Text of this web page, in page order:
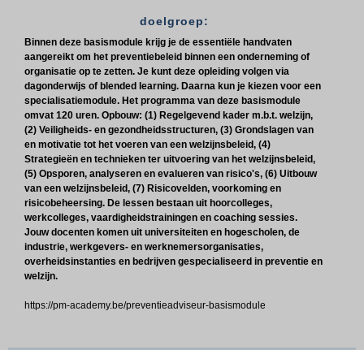
doelgroep:
Binnen deze basismodule krijg je de essentiële handvaten
aangereikt om het preventiebeleid binnen een onderneming of
organisatie op te zetten. Je kunt deze opleiding volgen via
dagonderwijs of blended learning. Daarna kun je kiezen voor een
specialisatiemodule. Het programma van deze basismodule
omvat 120 uren. Opbouw: (1) Regelgevend kader m.b.t. welzijn,
(2) Veiligheids- en gezondheidsstructuren, (3) Grondslagen van
en motivatie tot het voeren van een welzijnsbeleid, (4)
Strategieën en technieken ter uitvoering van het welzijnsbeleid,
(5) Opsporen, analyseren en evalueren van risico's, (6) Uitbouw
van een welzijnsbeleid, (7) Risicovelden, voorkoming en
risicobeheersing. De lessen bestaan uit hoorcolleges,
werkcolleges, vaardigheidstrainingen en coaching sessies.
Jouw docenten komen uit universiteiten en hogescholen, de
industrie, werkgevers- en werknemersorganisaties,
overheidsinstanties en bedrijven gespecialiseerd in preventie en
welzijn.
https://pm-academy.be/preventieadviseur-basismodule